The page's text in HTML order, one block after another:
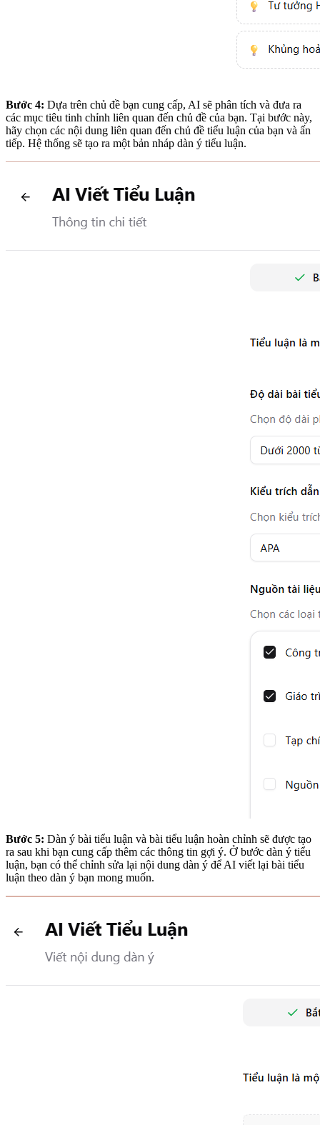
Bước 4: Dựa trên chủ đề bạn cung cấp, AI sẽ phân tích và đưa ra
các mục tiêu tinh chỉnh liên quan đến chủ đề của bạn. Tại bước này,
hãy chọn các nội dung liên quan đến chủ đề tiểu luận của bạn và ấn
tiếp. Hệ thống sẽ tạo ra một bản nháp dàn ý tiểu luận.
Bước 5: Dàn ý bài tiểu luận và bài tiểu luận hoàn chỉnh sẽ được tạo
ra sau khi bạn cung cấp thêm các thông tin gợi ý. Ở bước dàn ý tiểu
luận, bạn có thể chỉnh sửa lại nội dung dàn ý để AI viết lại bài tiểu
luận theo dàn ý bạn mong muốn.